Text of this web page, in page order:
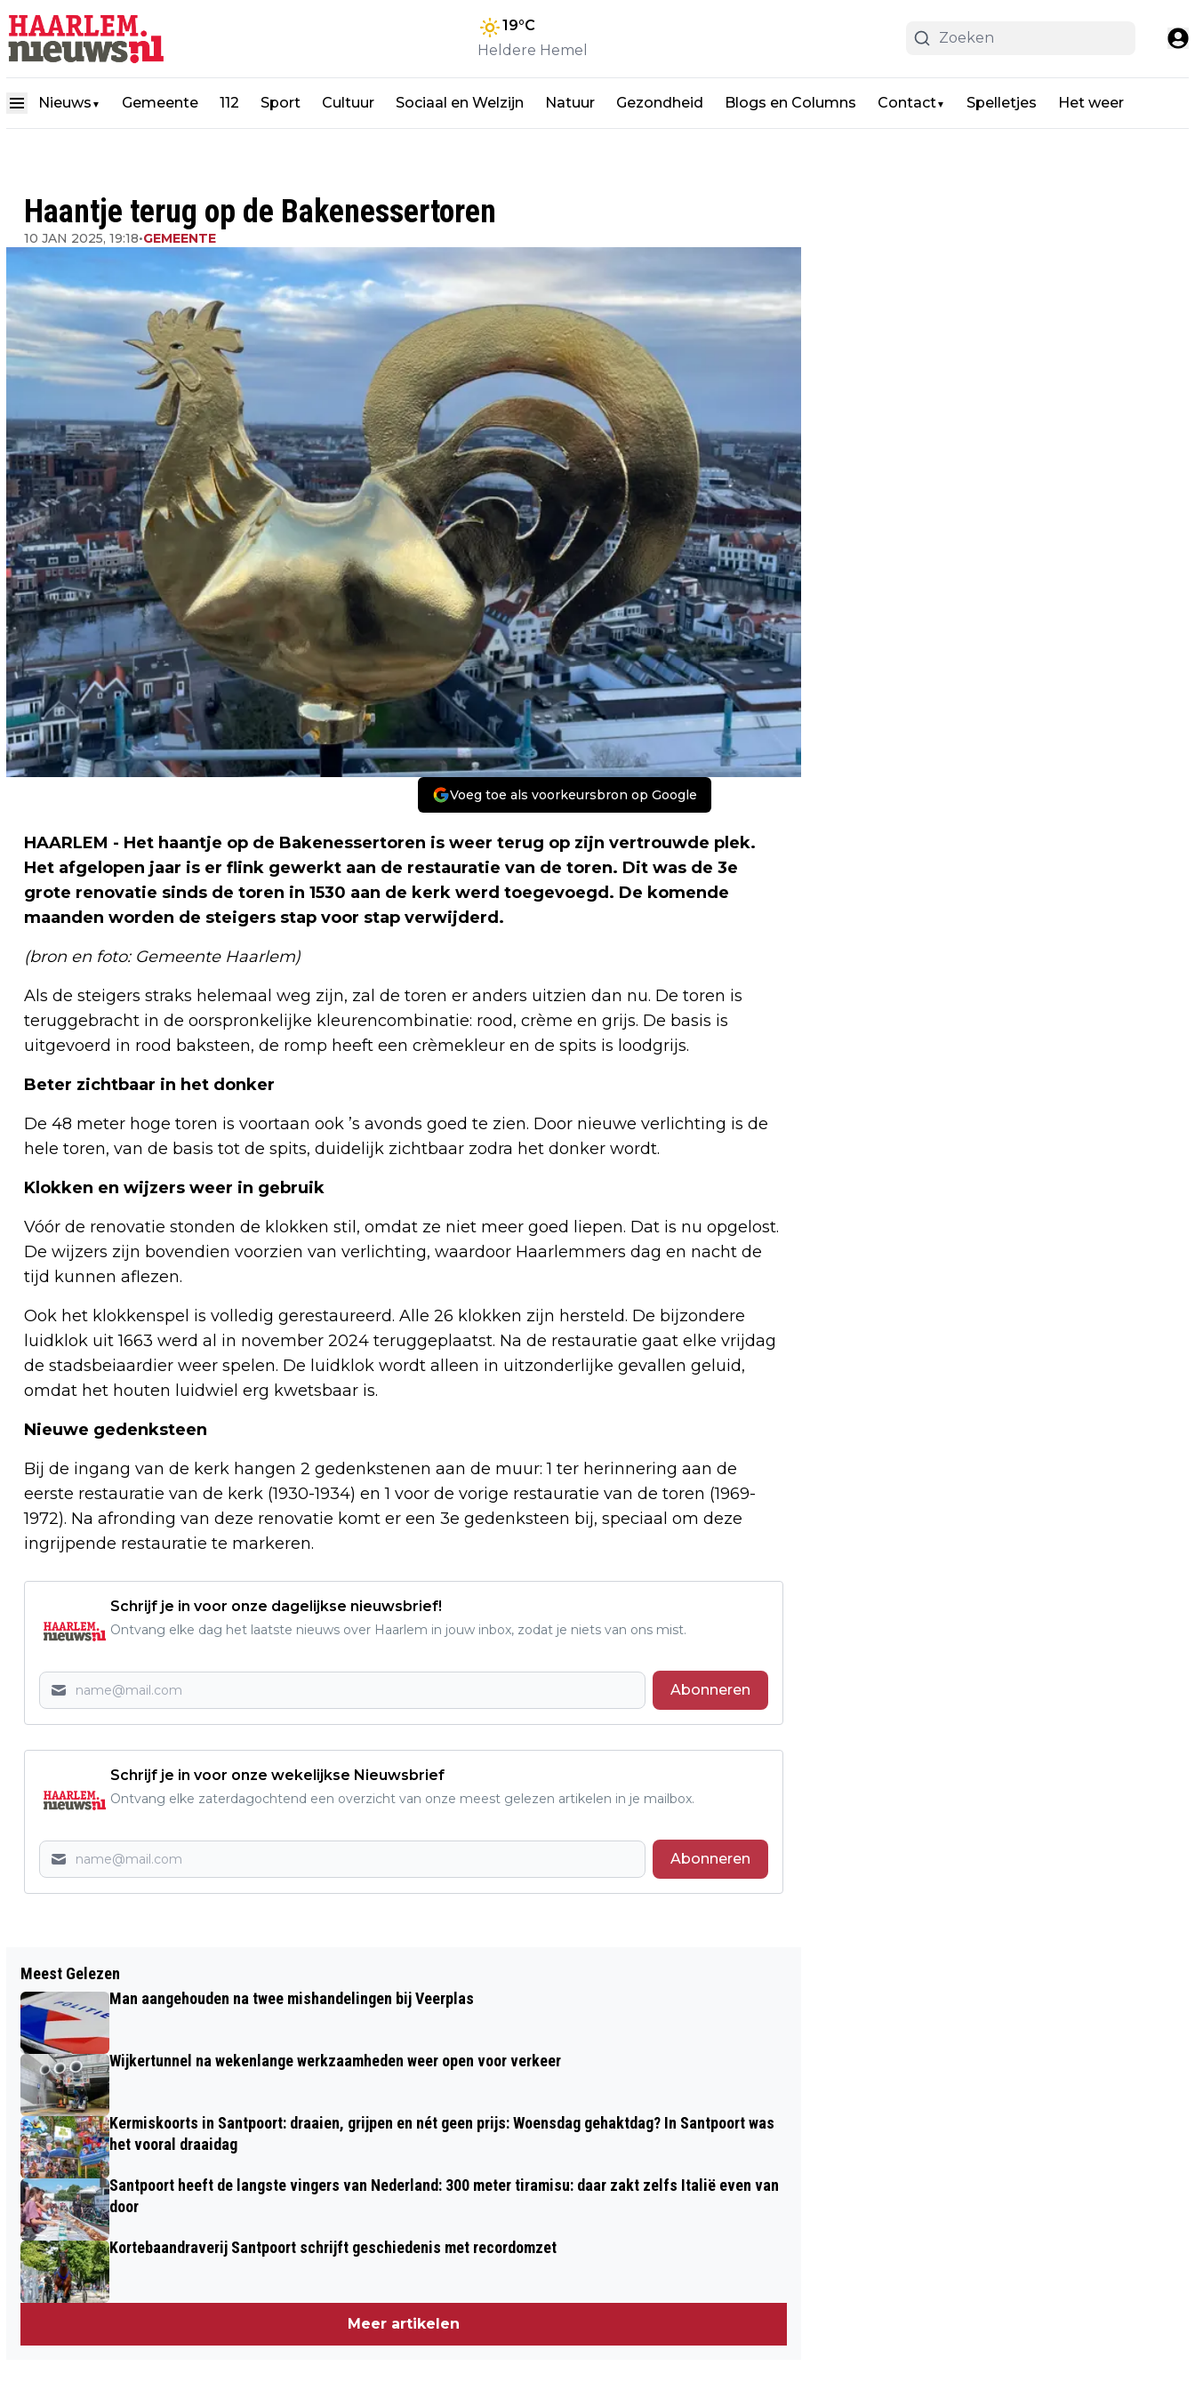
19°C
Heldere Hemel
Nieuws ▼ Gemeente 112 Sport Cultuur Sociaal en Welzijn Natuur Gezondheid Blogs en Columns Contact▼ Spelletjes Het weer
Haantje terug op de Bakenessertoren
10 JAN 2025, 19:18•GEMEENTE
Voeg toe als voorkeursbron op Google
HAARLEM - Het haantje op de Bakenessertoren is weer terug op zijn vertrouwde plek.
Het afgelopen jaar is er flink gewerkt aan de restauratie van de toren. Dit was de 3e
grote renovatie sinds de toren in 1530 aan de kerk werd toegevoegd. De komende
maanden worden de steigers stap voor stap verwijderd.
(bron en foto: Gemeente Haarlem)
Als de steigers straks helemaal weg zijn, zal de toren er anders uitzien dan nu. De toren is
teruggebracht in de oorspronkelijke kleurencombinatie: rood, crème en grijs. De basis is
uitgevoerd in rood baksteen, de romp heeft een crèmekleur en de spits is loodgrijs.
Beter zichtbaar in het donker
De 48 meter hoge toren is voortaan ook ’s avonds goed te zien. Door nieuwe verlichting is de
hele toren, van de basis tot de spits, duidelijk zichtbaar zodra het donker wordt.
Klokken en wijzers weer in gebruik
Vóór de renovatie stonden de klokken stil, omdat ze niet meer goed liepen. Dat is nu opgelost.
De wijzers zijn bovendien voorzien van verlichting, waardoor Haarlemmers dag en nacht de
tijd kunnen aflezen.
Ook het klokkenspel is volledig gerestaureerd. Alle 26 klokken zijn hersteld. De bijzondere
luidklok uit 1663 werd al in november 2024 teruggeplaatst. Na de restauratie gaat elke vrijdag
de stadsbeiaardier weer spelen. De luidklok wordt alleen in uitzonderlijke gevallen geluid,
omdat het houten luidwiel erg kwetsbaar is.
Nieuwe gedenksteen
Bij de ingang van de kerk hangen 2 gedenkstenen aan de muur: 1 ter herinnering aan de
eerste restauratie van de kerk (1930-1934) en 1 voor de vorige restauratie van de toren (1969-
1972). Na afronding van deze renovatie komt er een 3e gedenksteen bij, speciaal om deze
ingrijpende restauratie te markeren.
Schrijf je in voor onze dagelijkse nieuwsbrief!
Ontvang elke dag het laatste nieuws over Haarlem in jouw inbox, zodat je niets van ons mist.
Abonneren
Schrijf je in voor onze wekelijkse Nieuwsbrief
Ontvang elke zaterdagochtend een overzicht van onze meest gelezen artikelen in je mailbox.
Abonneren
TOPATLETEN KLAAR VOOR
STRANDRACE GP GROOT EGMOND-PIER-
EGMOND EN JUBILEUMEDITIE NN
EGMOND HALVE MARATHON
VAN STRANDRACE EGMOND-PIER-
3E KEER, PUCK PINXT PAKT ZEGE BIJ DE
Meest Gelezen
Man aangehouden na twee mishandelingen bij Veerplas
Wijkertunnel na wekenlange werkzaamheden weer open voor verkeer
Kermiskoorts in Santpoort: draaien, grijpen en nét geen prijs: Woensdag gehaktdag? In Santpoort was
het vooral draaidag
Santpoort heeft de langste vingers van Nederland: 300 meter tiramisu: daar zakt zelfs Italië even van
door
Kortebaandraverij Santpoort schrijft geschiedenis met recordomzet
Meer artikelen